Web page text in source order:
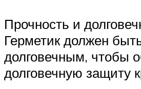
Прочность и
Герметик должен
долговечным, чтобы
долговечную защиту